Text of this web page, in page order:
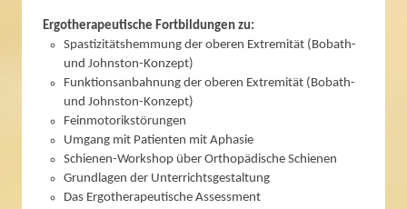
Ergotherapeutische Fortbildungen zu:
Spastizitätshemmung der oberen Extremität (Bobath-
und Johnston-Konzept)
Funktionsanbahnung der oberen Extremität (Bobath-
und Johnston-Konzept)
Feinmotorikstörungen
Umgang mit Patienten mit Aphasie
Schienen-Workshop über Orthopädische Schienen
Grundlagen der Unterrichtsgestaltung
Das Ergotherapeutische Assessment